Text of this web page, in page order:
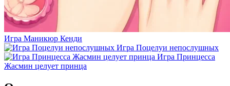
Игра Маникюр Кенди
Игра Поцелуи непослушных
Игра Принцесса
Жасмин целует принца